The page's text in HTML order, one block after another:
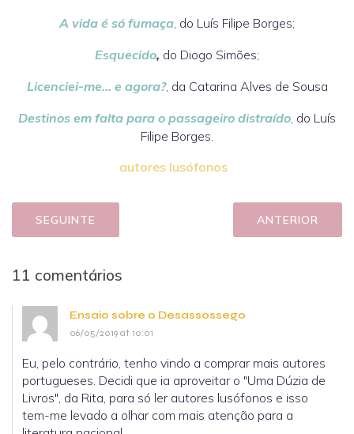
A vida é só fumaça , do Luís Filipe Borges;
Esquecido, do Diogo Simões;
Licenciei-me… e agora?, da Catarina Alves de Sousa
Destinos em falta para o passageiro distraído , do Luís
Filipe Borges.
autores lusófonos
SEGUINTE ANTERIOR
11 comentários
Ensaio sobre o Desassossego
06/05/2019 at 10:01
Eu, pelo contrário, tenho vindo a comprar mais autores
portugueses. Decidi que ia aproveitar o "Uma Dúzia de
Livros", da Rita, para só ler autores lusófonos e isso
tem-me levado a olhar com mais atenção para a